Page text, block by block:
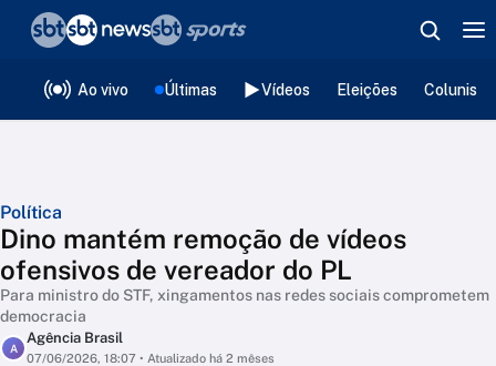
Ao vivo Últimas Vídeos Eleições
Política
Dino mantém remoção de vídeos
ofensivos de vereador do PL
Para ministro do STF, xingamentos nas redes sociais comprometem
democracia
A
Agência Brasil
07/06/2026, 18:07 • Atualizado há 2 mêses
❮voltar
Editorias